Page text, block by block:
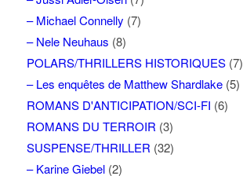
– Michael Connelly (7)
– Nele Neuhaus (8)
POLARS/THRILLERS HISTORIQUES(7)
– Les enquêtes de Matthew Shardlake(5)
ROMANS D'ANTICIPATION/SCI-FI (6)
ROMANS DU TERROIR (3)
SUSPENSE/THRILLER (32)
– Karine Giebel(2)